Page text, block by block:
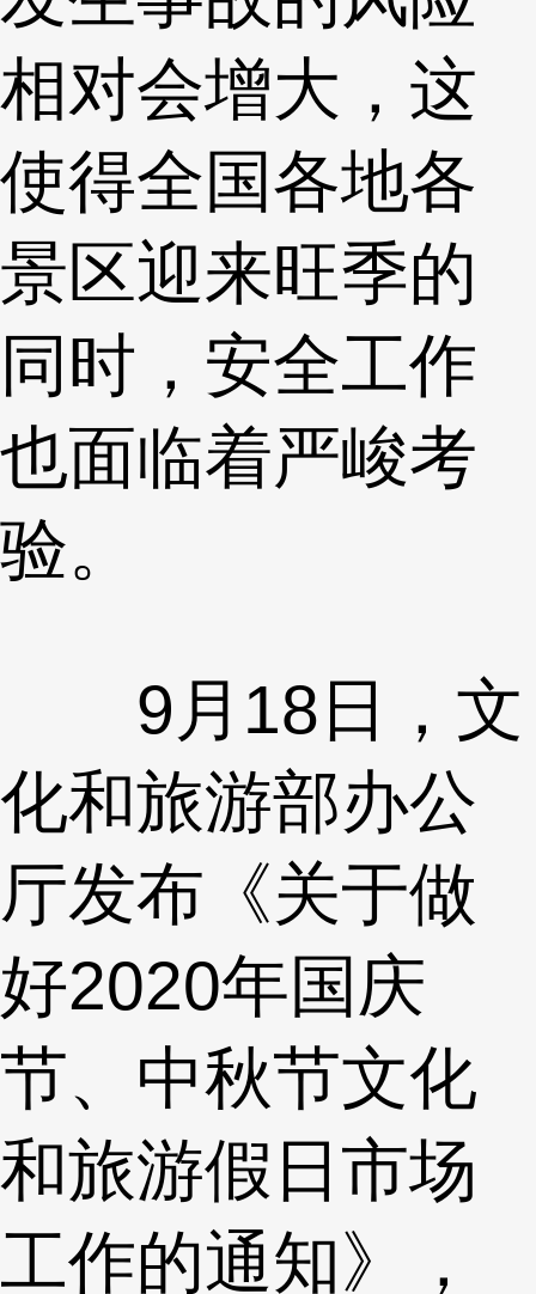
相对会增大，这
使得全国各地各
景区迎来旺季的
同时，安全工作
也面临着严峻考
验。
9月18日，文
化和旅游部办公
厅发布《关于做
好2020年国庆
节、中秋节文化
和旅游假日市场
工作的通知》，